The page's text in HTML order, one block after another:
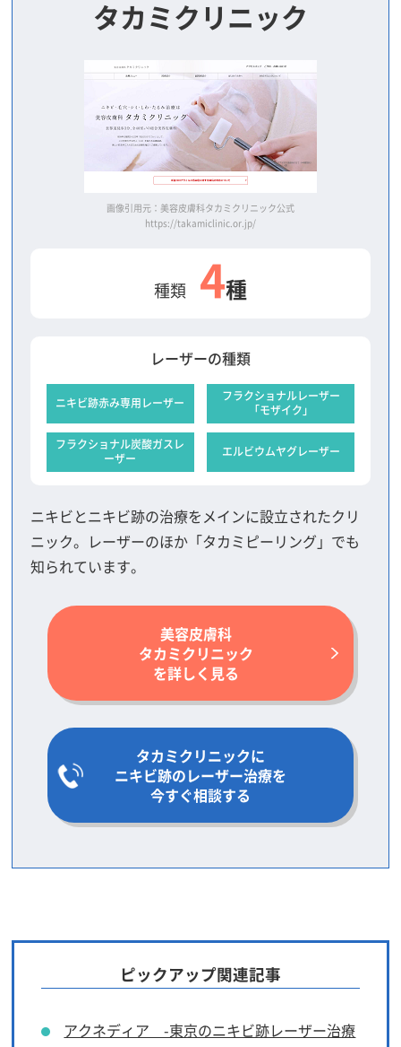
タカミクリニック
画像引用元：美容皮膚科タカミクリニック公式
https://takamiclinic.or.jp/
種類 4種
レーザーの種類
ニキビ跡赤み専用レーザー
フラクショナルレーザー
「モザイク」
フラクショナル炭酸ガスレ
ーザー
エルビウムヤグレーザー
ニキビとニキビ跡の治療をメインに設立されたクリ
ニック。レーザーのほか「タカミピーリング」でも
知られています。
美容皮膚科
タカミクリニック
を詳しく見る
タカミクリニックに
ニキビ跡のレーザー治療を
今すぐ相談する
ピックアップ関連記事
アクネディア -東京のニキビ跡レーザー治療